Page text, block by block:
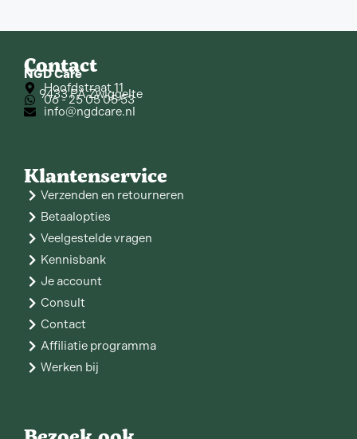
Contact
NGD Care
Hoofdstraat 11
9433 PA Zwiggelte
06 - 25 05 05 53
info@ngdcare.nl
Klantenservice
Verzenden en retourneren
Betaalopties
Veelgestelde vragen
Kennisbank
Je account
Consult
Contact
Affiliatie programma
Werken bij